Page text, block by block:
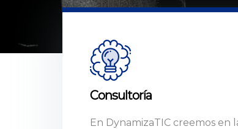
Consultoría
En DynamizaTIC creemos en